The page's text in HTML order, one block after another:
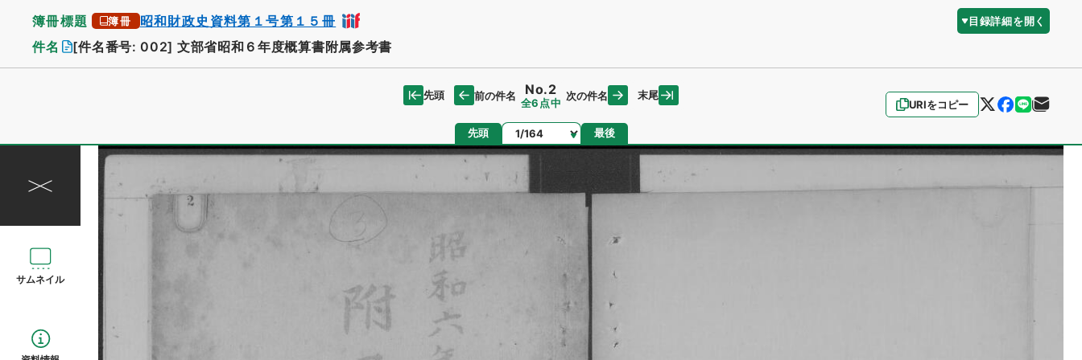
簿冊標題 簿冊 昭和財政史資料第１号第１５冊 目録詳細を開く
件名 [件名番号: 002] 文部省昭和６年度概算書附属参考書
URIをコピー
先頭 前の件名 No.2
全6点中
次の件名 末尾
先頭 ページ 最後
サムネイル